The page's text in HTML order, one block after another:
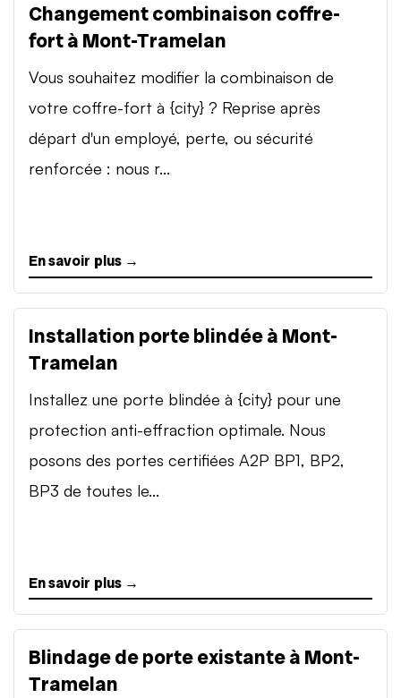
Changement combinaison coffre-
fort à Mont-Tramelan
Vous souhaitez modifier la combinaison de
votre coffre-fort à {city} ? Reprise après
départ d'un employé, perte, ou sécurité
renforcée : nous r...
En savoir plus →
Installation porte blindée à Mont-
Tramelan
Installez une porte blindée à {city} pour une
protection anti-effraction optimale. Nous
posons des portes certifiées A2P BP1, BP2,
BP3 de toutes le...
En savoir plus →
Blindage de porte existante à Mont-
Tramelan